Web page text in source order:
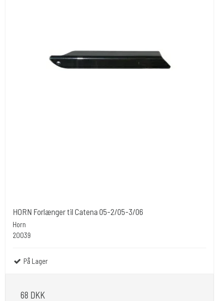
HORN Forlænger til Catena 05-2/05-3/06
Horn
20039
På Lager
68 DKK